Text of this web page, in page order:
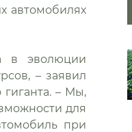
автомобилях
в эволюции
– заявил
– Мы,
для
при